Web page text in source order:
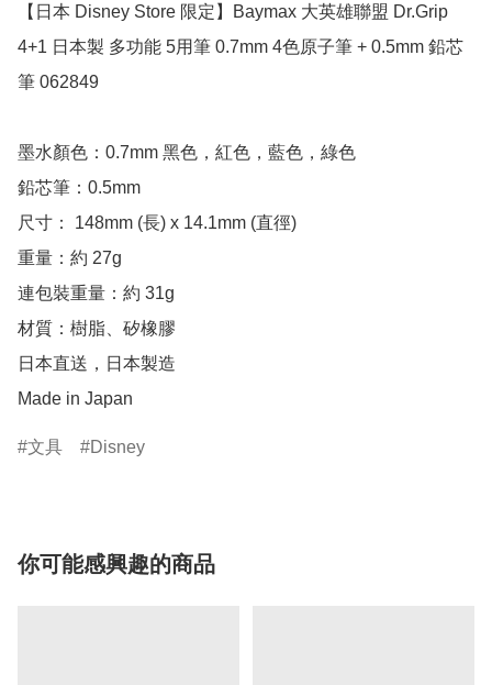
【日本 Disney Store 限定】Baymax 大英雄聯盟 Dr.Grip
4+1 日本製 多功能 5用筆 0.7mm 4色原子筆 + 0.5mm 鉛芯
筆 062849
墨水顏色：0.7mm 黑色，紅色，藍色，綠色
鉛芯筆：0.5mm
尺寸： 148mm (長) x 14.1mm (直徑)
重量：約 27g
連包裝重量：約 31g
材質：樹脂、矽橡膠
日本直送，日本製造
Made in Japan
文具 Disney
你可能感興趣的商品